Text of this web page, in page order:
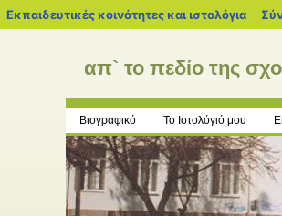
απ` το πεδίο της
Βιογραφικό Το Ιστολόγιό μου
Εκπαιδευτικές κοινότητες και ιστολόγια